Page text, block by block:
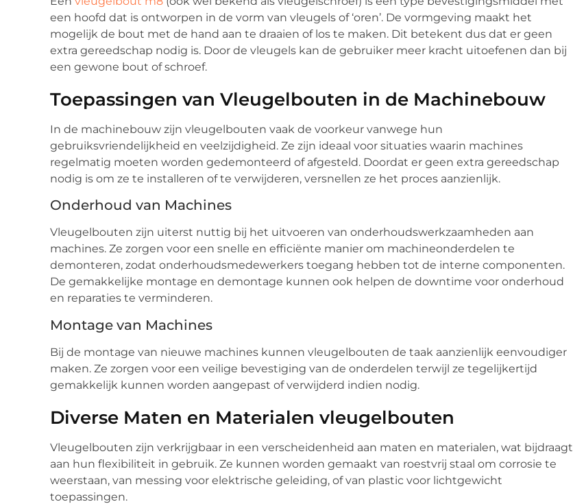
een hoofd dat is ontworpen in de vorm van vleugels of ‘oren’. De vormgeving maakt het
mogelijk de bout met de hand aan te draaien of los te maken. Dit betekent dus dat er geen
extra gereedschap nodig is. Door de vleugels kan de gebruiker meer kracht uitoefenen dan bij
een gewone bout of schroef.
Toepassingen van Vleugelbouten in de Machinebouw
In de machinebouw zijn vleugelbouten vaak de voorkeur vanwege hun
gebruiksvriendelijkheid en veelzijdigheid. Ze zijn ideaal voor situaties waarin machines
regelmatig moeten worden gedemonteerd of afgesteld. Doordat er geen extra gereedschap
nodig is om ze te installeren of te verwijderen, versnellen ze het proces aanzienlijk.
Onderhoud van Machines
Vleugelbouten zijn uiterst nuttig bij het uitvoeren van onderhoudswerkzaamheden aan
machines. Ze zorgen voor een snelle en efficiënte manier om machineonderdelen te
demonteren, zodat onderhoudsmedewerkers toegang hebben tot de interne componenten.
De gemakkelijke montage en demontage kunnen ook helpen de downtime voor onderhoud
en reparaties te verminderen.
Montage van Machines
Bij de montage van nieuwe machines kunnen vleugelbouten de taak aanzienlijk eenvoudiger
maken. Ze zorgen voor een veilige bevestiging van de onderdelen terwijl ze tegelijkertijd
gemakkelijk kunnen worden aangepast of verwijderd indien nodig.
Diverse Maten en Materialen vleugelbouten
Vleugelbouten zijn verkrijgbaar in een verscheidenheid aan maten en materialen, wat bijdraagt
aan hun flexibiliteit in gebruik. Ze kunnen worden gemaakt van roestvrij staal om corrosie te
weerstaan, van messing voor elektrische geleiding, of van plastic voor lichtgewicht
toepassingen.